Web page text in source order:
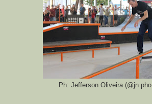
Ph: Jefferson Oliveira